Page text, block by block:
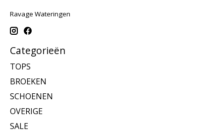
Ravage Wateringen
Categorieën
TOPS
BROEKEN
SCHOENEN
OVERIGE
SALE